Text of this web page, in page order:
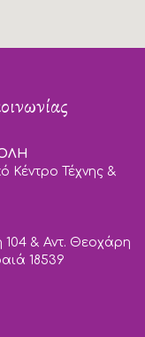
Κέντρο Τέχνης &
104 & Αντ. Θεοχάρη
18539